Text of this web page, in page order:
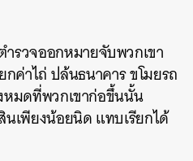
รวจออกหมายจับพวกเขา
ค่าไถ่ ปล้นธนาคาร ขโมยรถ
มดที่พวกเขาก่อขึ้นนั้น
เพียงน้อยนิด แทบเรียกได้